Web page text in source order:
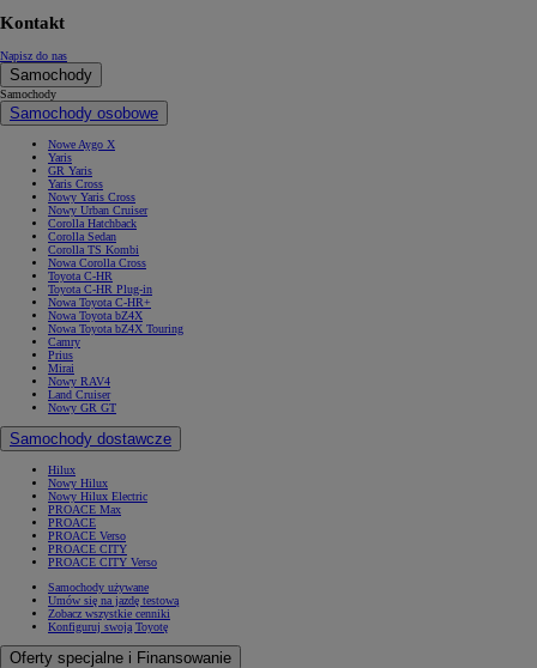
Kontakt
Napisz do nas
Samochody
Samochody
Samochody osobowe
Nowe Aygo X
Yaris
GR Yaris
Yaris Cross
Nowy Yaris Cross
Nowy Urban Cruiser
Corolla Hatchback
Corolla Sedan
Corolla TS Kombi
Nowa Corolla Cross
Toyota C-HR
Toyota C-HR Plug-in
Nowa Toyota C-HR+
Nowa Toyota bZ4X
Nowa Toyota bZ4X Touring
Camry
Prius
Mirai
Nowy RAV4
Land Cruiser
Nowy GR GT
Samochody dostawcze
Hilux
Nowy Hilux
Nowy Hilux Electric
PROACE Max
PROACE
PROACE Verso
PROACE CITY
PROACE CITY Verso
Samochody używane
Umów się na jazdę testową
Zobacz wszystkie cenniki
Konfiguruj swoją Toyotę
Oferty specjalne i Finansowanie